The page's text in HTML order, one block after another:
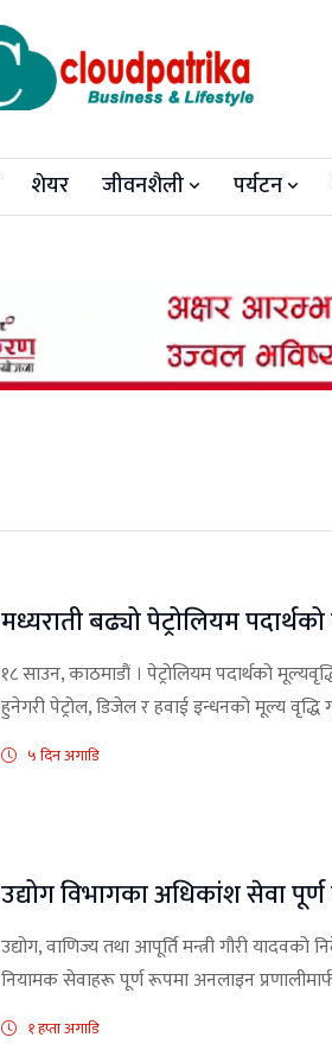
शेयर जीवनशैली पर्यटन
मध्यराती बढ्यो पेट्रोलियम
१८ साउन, काठमाडौं । पेट्रोलियम पदार्थको
हुनेगरी पेट्रोल, डिजेल र हवाई इन्धनको मूल्य वृद्धि
५ दिन अगाडि
उद्योग विभागका अधिकांश सेवा
उद्योग, वाणिज्य तथा आपूर्ति मन्त्री गौरी
नियामक सेवाहरू पूर्ण रूपमा अनलाइन
१ हप्ता अगाडि